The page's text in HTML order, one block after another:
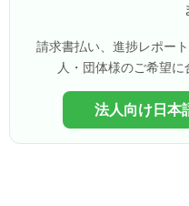
請求書払い、進捗レポー
人・団体様のご希望に
法人向け日本